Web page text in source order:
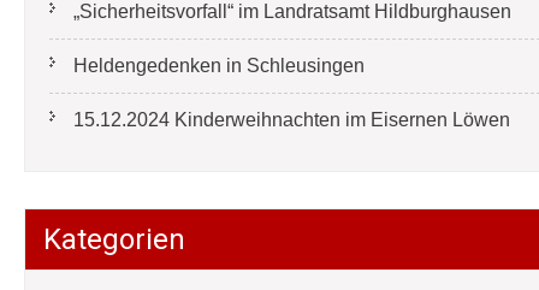
„Sicherheitsvorfall“ im Landratsamt Hildburghausen
Heldengedenken in Schleusingen
15.12.2024 Kinderweihnachten im Eisernen Löwen
Kategorien